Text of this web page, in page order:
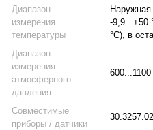
Диапазон
измерения
температуры
Наружная
-9,9...+50
°C), в
Диапазон
измерения
атмосферного
давления
Совместимые
приборы / датчики